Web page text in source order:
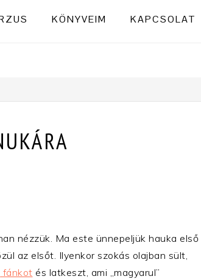
KÖNYVEIM KAPCSOLAT
nézzük. Ma este ünnepeljük hauka első
az elsőt. Ilyenkor szokás olajban sült,
fánkot és latkeszt, ami „magyarul”